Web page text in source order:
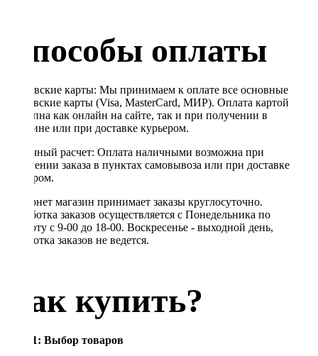
Способы оплаты
Банковские карты: Мы принимаем к оплате все основные
банковские карты (Visa, MasterCard, МИР). Оплата картой
доступна как онлайн на сайте, так и при получении в
магазине или при доставке курьером.
Наличный расчет: Оплата наличными возможна при
получении заказа в пунктах самовывоза или при доставке
курьером.
Интернет магазин принимает заказы круглосуточно.
Обработка заказов осуществляется с Понедельника по
Субботу с 9-00 до 18-00. Воскресенье - выходной день,
обработка заказов не ведется.
Как купить?
Шаг 1: Выбор товаров